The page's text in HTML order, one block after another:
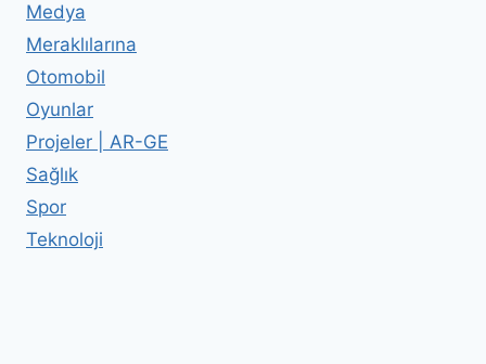
Medya
Meraklılarına
Otomobil
Oyunlar
Projeler | AR-GE
Sağlık
Spor
Teknoloji